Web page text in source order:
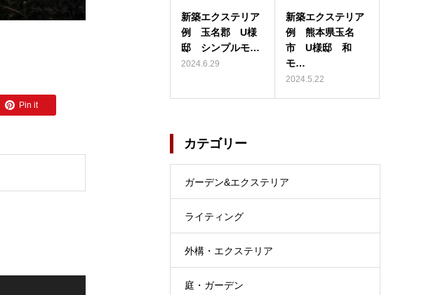
Pin it
新築エクステリア
例 玉名郡 U様
邸 シンプルモ…
2024.6.29
新築エクステリア
例 熊本県玉名
市 U様邸 和
モ…
2024.5.22
カテゴリー
ガーデン&エクステリア
ライティング
外構・エクステリア
庭・ガーデン